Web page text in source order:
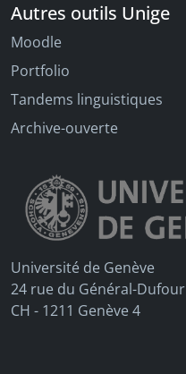
Autres outils Unige
Moodle
Portfolio
Tandems linguistiques
Archive-ouverte
Université de Genève
24 rue du Général-Dufour
CH - 1211 Genève 4